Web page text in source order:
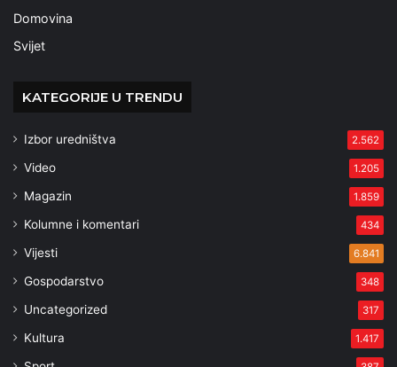
Domovina
Svijet
KATEGORIJE U TRENDU
Izbor uredništva 2.562
Video 1.205
Magazin 1.859
Kolumne i komentari 434
Vijesti 6.841
Gospodarstvo 348
Uncategorized 317
Kultura 1.417